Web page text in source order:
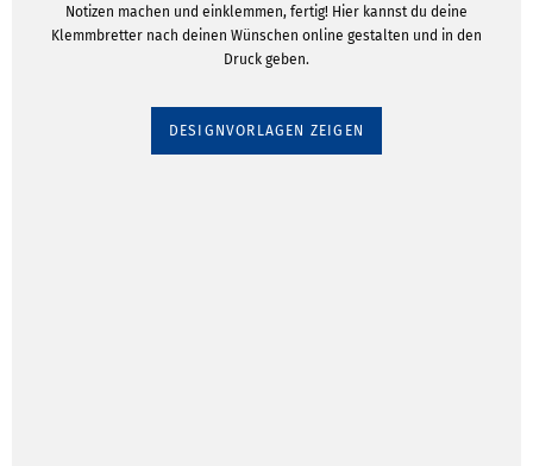
Notizen machen und einklemmen, fertig! Hier kannst du deine
Klemmbretter nach deinen Wünschen online gestalten und in den
Druck geben.
DESIGNVORLAGEN ZEIGEN